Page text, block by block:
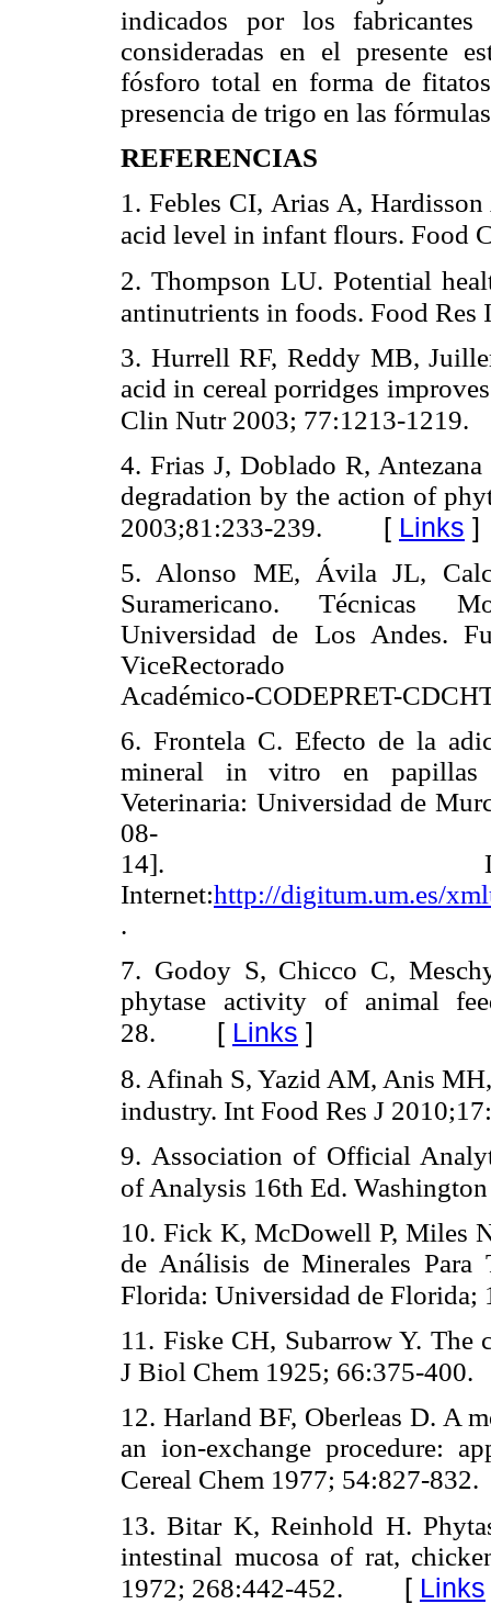
indicados por los
consideradas en el presente
fósforo total en forma de
presencia de trigo en las
REFERENCIAS
1. Febles CI, Arias A,
acid level in infant flours. Food
2. Thompson LU. Potential
antinutrients in foods. Food
3. Hurrell RF, Reddy MB,
acid in cereal porridges
Clin Nutr 2003; 77:1213-1219.
4. Frias J, Doblado R,
degradation by the action of
2003;81:233-239. [ Links ]
5. Alonso ME, Ávila JL,
Suramericano. Técnicas
Universidad de Los Andes.
ViceRectorado
Académico-CODEPRET-
6. Frontela C. Efecto de la
mineral in vitro en papillas
Veterinaria: Universidad de
08-
14].
Internet:http://digitum.um.es/
.
7. Godoy S, Chicco C,
phytase activity of animal
28. [ Links ]
8. Afinah S, Yazid AM, Anis
industry. Int Food Res J
9. Association of Official
of Analysis 16th Ed.
10. Fick K, McDowell P, Miles
de Análisis de Minerales
Florida: Universidad de Florida;
11. Fiske CH, Subarrow Y. The
J Biol Chem 1925; 66:375-400.
12. Harland BF, Oberleas D. A
an ion-exchange procedure:
Cereal Chem 1977; 54:827-832.
13. Bitar K, Reinhold H.
intestinal mucosa of rat,
1972; 268:442-452. [ Links